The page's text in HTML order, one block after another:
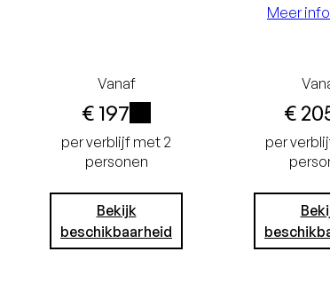
Vanaf
€ 197
i
Laagste
prijsgarantie
annuleren tot
24 uur voor
per verblijf met 2
personen
Bekijk
beschikbaarheid
en het
Meer
€
24
per